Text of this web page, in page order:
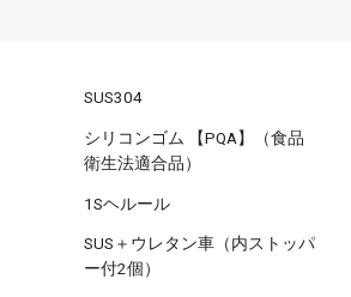
SUS304
シリコンゴム 【PQA】（食品
衛生法適合品）
1Sヘルール
SUS＋ウレタン車（内ストッパ
ー付2個）